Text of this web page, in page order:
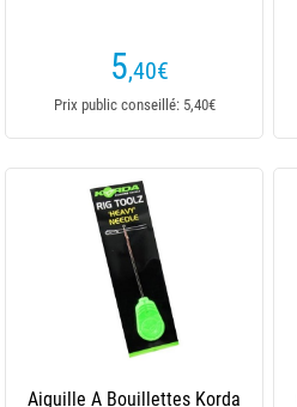
5,40€
Prix public conseillé: 5,40€
Aiguille A Bouillettes Korda